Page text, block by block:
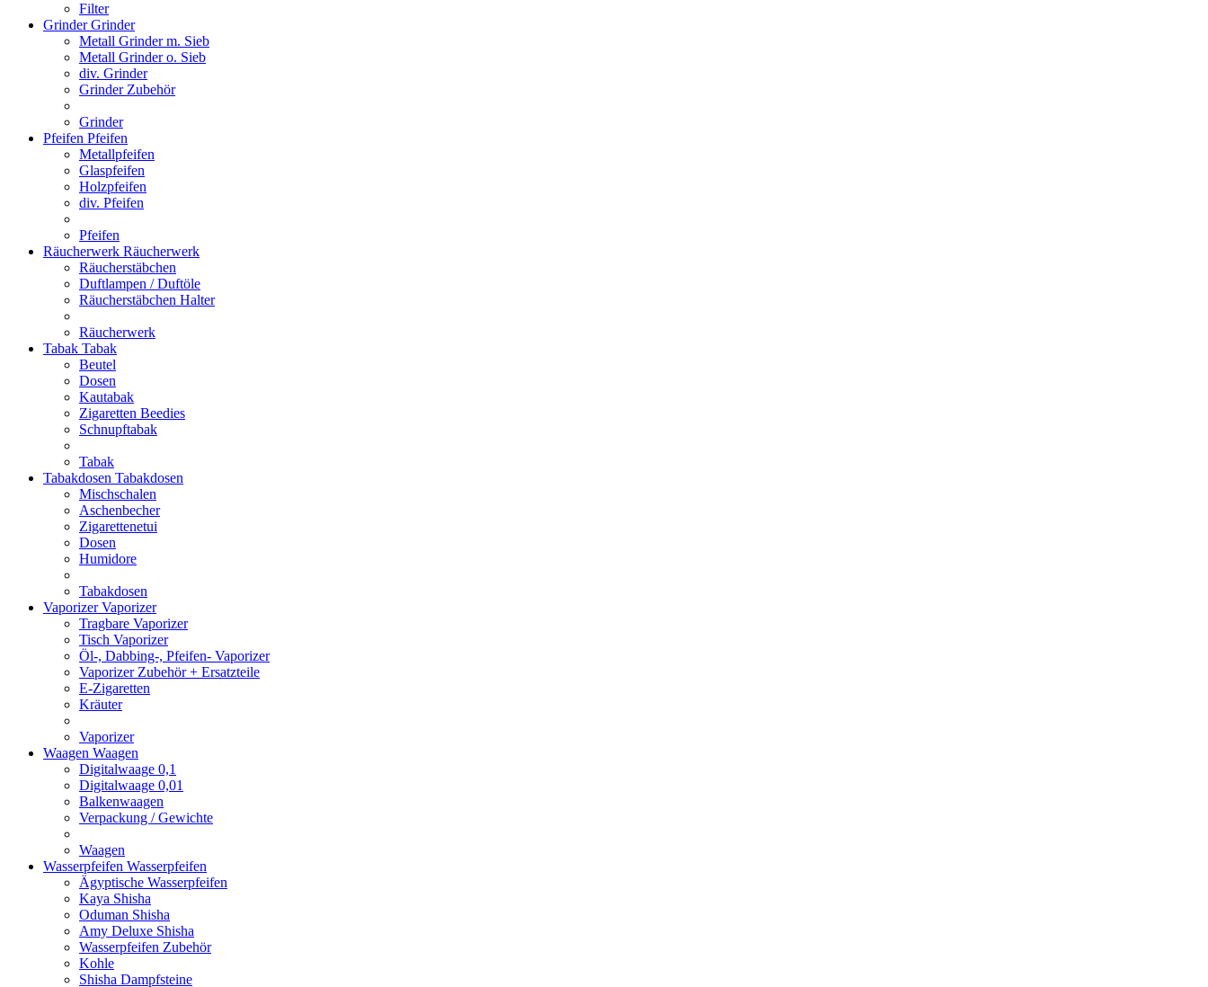
Filter
GrinderGrinder
Metall Grinder m. Sieb
Metall Grinder o. Sieb
div. Grinder
Grinder Zubehör
Grinder
Pfeifen Pfeifen
Metallpfeifen
Glaspfeifen
Holzpfeifen
div. Pfeifen
Pfeifen
Räucherwerk Räucherwerk
Räucherstäbchen
Duftlampen / Duftöle
Räucherstäbchen Halter
Räucherwerk
Tabak Tabak
Beutel
Dosen
Kautabak
Zigaretten Beedies
Schnupftabak
Tabak
Tabakdosen Tabakdosen
Mischschalen
Aschenbecher
Zigarettenetui
Dosen
Humidore
Tabakdosen
VaporizerVaporizer
Tragbare Vaporizer
Tisch Vaporizer
Öl-, Dabbing-, Pfeifen- Vaporizer
Vaporizer Zubehör + Ersatzteile
E-Zigaretten
Kräuter
Vaporizer
Waagen Waagen
Digitalwaage 0,1
Digitalwaage 0,01
Balkenwaagen
Verpackung / Gewichte
Waagen
Wasserpfeifen Wasserpfeifen
Ägyptische Wasserpfeifen
Kaya Shisha
Oduman Shisha
Amy Deluxe Shisha
Wasserpfeifen Zubehör
Kohle
Shisha Dampfsteine